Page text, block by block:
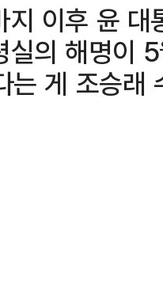
지 이후 윤
실의 해명이
는 게 조승래